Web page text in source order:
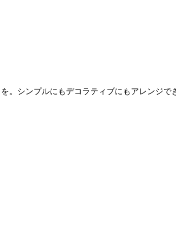
シンプルにもデコラティブにもアレンジで